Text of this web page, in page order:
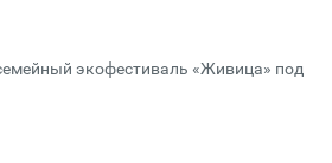
экофестиваль «Живица» под